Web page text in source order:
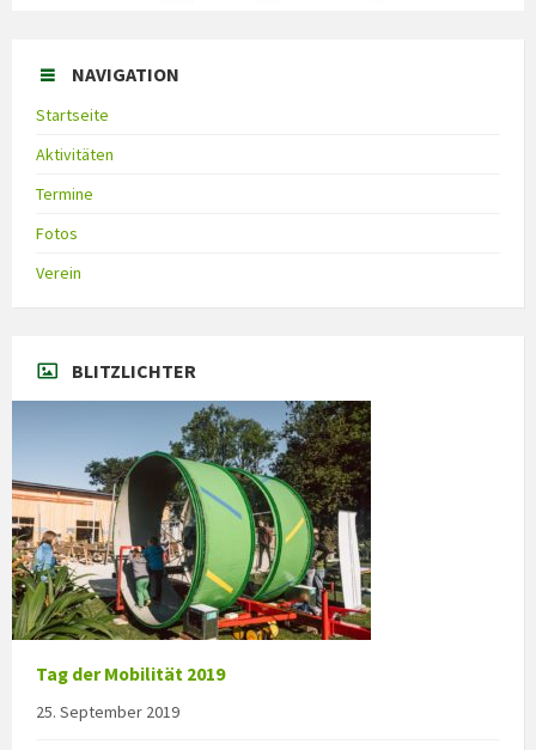
NAVIGATION
Startseite
Aktivitäten
Termine
Fotos
Verein
BLITZLICHTER
Tag der Mobilität 2019
25. September 2019